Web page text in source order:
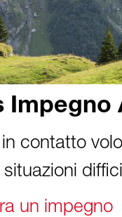
Impegno
contatto
un impegno